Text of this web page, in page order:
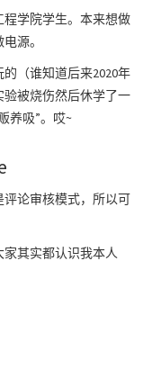
学院学生。本来想做
源。
（谁知道后来2020年
被烧伤然后休学了一
养吸”。哎~
论审核模式，所以可
家其实都认识我本人